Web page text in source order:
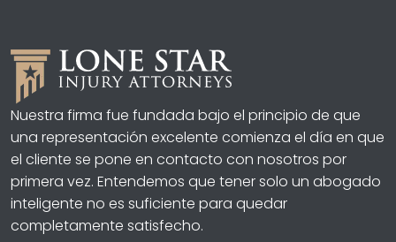
Nuestra firma fue fundada bajo el principio de que
una representación excelente comienza el día en que
el cliente se pone en contacto con nosotros por
primera vez. Entendemos que tener solo un abogado
inteligente no es suficiente para quedar
completamente satisfecho.